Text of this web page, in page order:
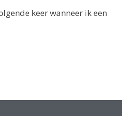
keer wanneer ik een